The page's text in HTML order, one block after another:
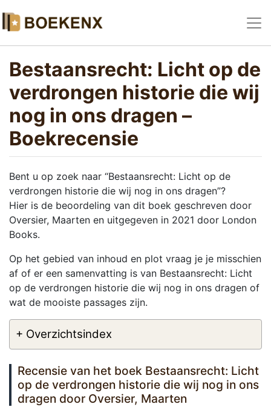
Bestaansrecht: Licht op de
verdrongen historie die wij
nog in ons dragen –
Boekrecensie
Bent u op zoek naar “Bestaansrecht: Licht op de
verdrongen historie die wij nog in ons dragen”?
Hier is de beoordeling van dit boek geschreven door
Oversier, Maarten en uitgegeven in 2021 door London
Books.
Op het gebied van inhoud en plot vraag je je misschien
af of er een samenvatting is van Bestaansrecht: Licht
op de verdrongen historie die wij nog in ons dragen of
wat de mooiste passages zijn.
+ Overzichtsindex
Recensie van het boek Bestaansrecht: Licht
op de verdrongen historie die wij nog in ons
dragen door Oversier, Maarten